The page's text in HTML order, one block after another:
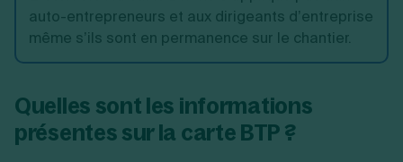
auto-entrepreneurs et aux dirigeants d’entreprise
même s’ils sont en permanence sur le chantier.
Quelles sont les informations
présentes sur la carte BTP ?